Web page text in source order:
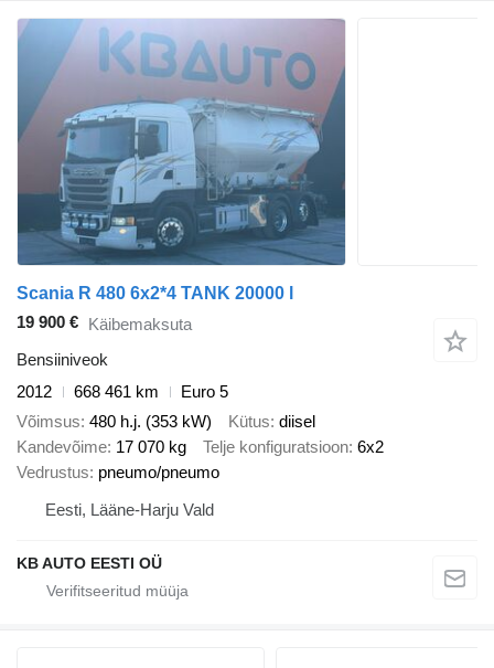
Scania R 480 6x2*4 TANK 20000 l
19 900 € Käibemaksuta
Bensiiniveok
2012
668 461 km
Euro 5
Võimsus 480 h.j. (353 kW) Kütus diisel
Kandevõime 17 070 kg Telje konfiguratsioon 6x2
Vedrustus pneumo/pneumo
Eesti, Lääne-Harju Vald
KB AUTO EESTI OÜ